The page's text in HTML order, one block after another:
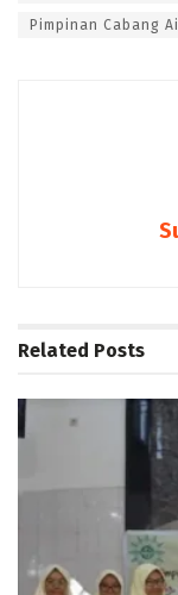
Pimpinan Cabang
Related Posts